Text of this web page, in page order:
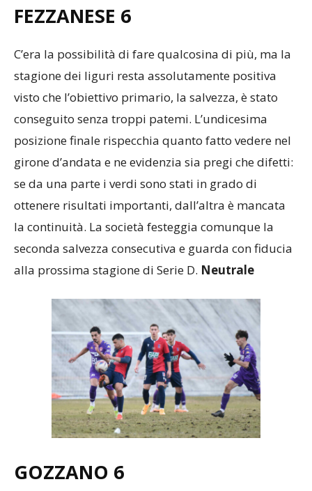
FEZZANESE 6
C’era la possibilità di fare qualcosina di più, ma la
stagione dei liguri resta assolutamente positiva
visto che l’obiettivo primario, la salvezza, è stato
conseguito senza troppi patemi. L’undicesima
posizione finale rispecchia quanto fatto vedere nel
girone d’andata e ne evidenzia sia pregi che difetti:
se da una parte i verdi sono stati in grado di
ottenere risultati importanti, dall’altra è mancata
la continuità. La società festeggia comunque la
seconda salvezza consecutiva e guarda con fiducia
alla prossima stagione di Serie D. Neutrale
GOZZANO 6